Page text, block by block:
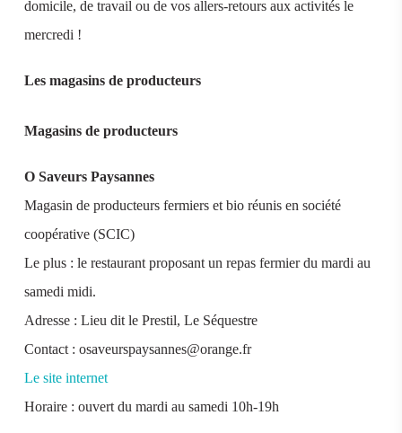
domicile, de travail ou de vos allers-retours aux activités le
mercredi !
Les magasins de producteurs
Magasins de producteurs
O Saveurs Paysannes
Magasin de producteurs fermiers et bio réunis en société
coopérative (SCIC)
Le plus : le restaurant proposant un repas fermier du mardi au
samedi midi.
Adresse : Lieu dit le Prestil, Le Séquestre
Contact : osaveurspaysannes@orange.fr
Le site internet
Horaire : ouvert du mardi au samedi 10h-19h